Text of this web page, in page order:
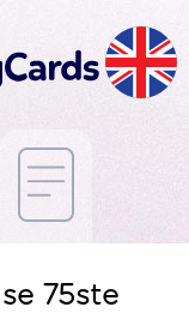
75ste